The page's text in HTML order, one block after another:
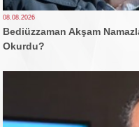
08.08.2026
Bediüzzaman Akşam
Okurdu?